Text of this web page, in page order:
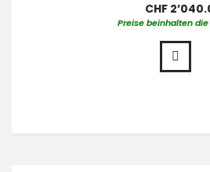
CHF
Preise beinhalten die